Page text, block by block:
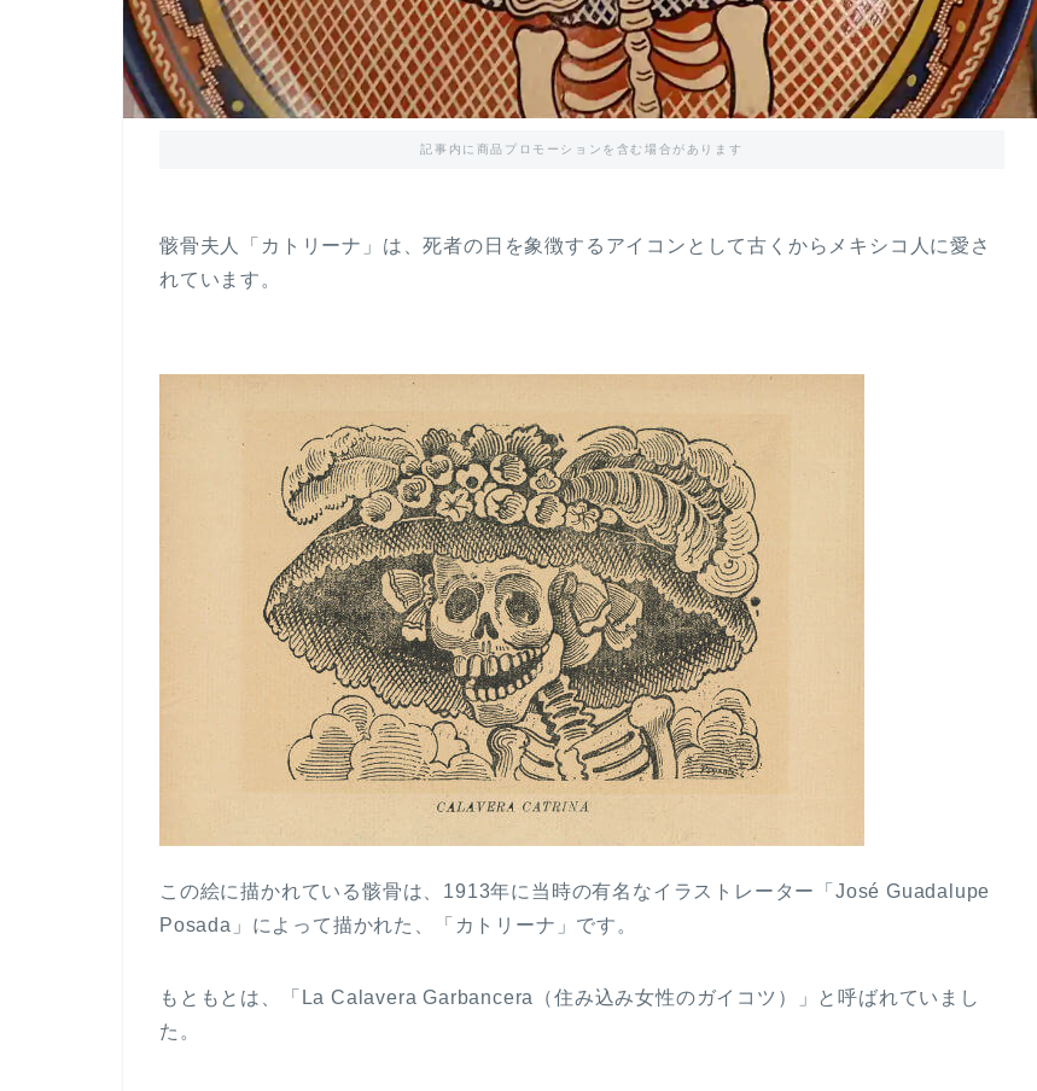
記事内に商品プロモーションを含む場合があります
骸骨夫人「カトリーナ」は、死者の日を象徴するアイコンとして古くからメキシコ人に愛さ
れています。
この絵に描かれている骸骨は、1913年に当時の有名なイラストレーター「José Guadalupe
Posada」によって描かれた、「カトリーナ」です。
もともとは、「La Calavera Garbancera（住み込み女性のガイコツ）」と呼ばれていまし
た。